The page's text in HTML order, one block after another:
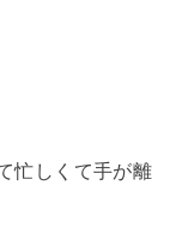
忙しくて手が離